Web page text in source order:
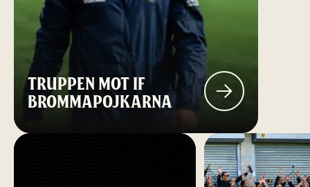
TRUPPEN MOT IF
BROMMAPOJKARNA